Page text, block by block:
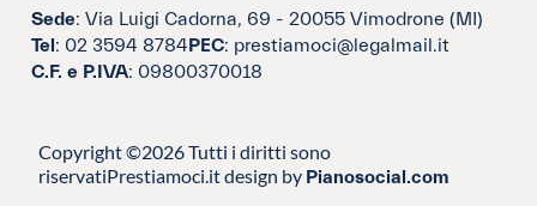
Sede: Via Luigi Cadorna, 69 - 20055 Vimodrone (MI)
Tel: 02 3594 8784PEC: prestiamoci@legalmail.it
C.F. e P.IVA: 09800370018
Copyright ©2026 Tutti i diritti sono
riservatiPrestiamoci.it design by Pianosocial.com